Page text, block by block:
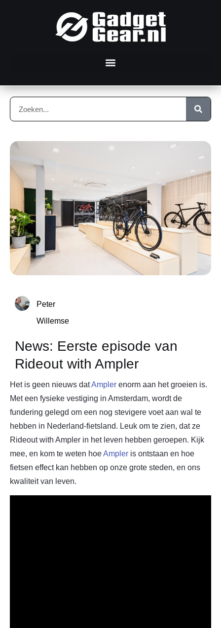
Peter
Willemse
News: Eerste episode van
Rideout with Ampler
Het is geen nieuws datAmpler enorm aan het groeien is.
Met een fysieke vestiging in Amsterdam, wordt de
fundering gelegd om een nog stevigere voet aan wal te
hebben in Nederland-fietsland. Leuk om te zien, dat ze
Rideout with Ampler in het leven hebben geroepen. Kijk
mee, en kom te weten hoeAmpler is ontstaan en hoe
fietsen effect kan hebben op onze grote steden, en ons
kwaliteit van leven.